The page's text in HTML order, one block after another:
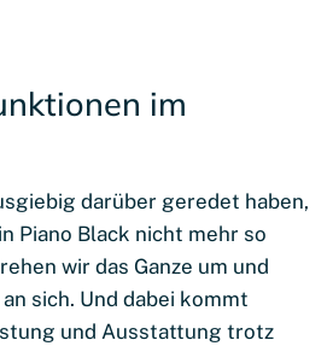
im
darüber geredet haben,
Piano Black nicht mehr so
wir das Ganze um und
sich. Und dabei kommt
und Ausstattung trotz